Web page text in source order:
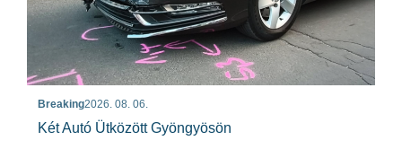
Breaking2026. 08. 06.
Két Autó Ütközött Gyöngyösön